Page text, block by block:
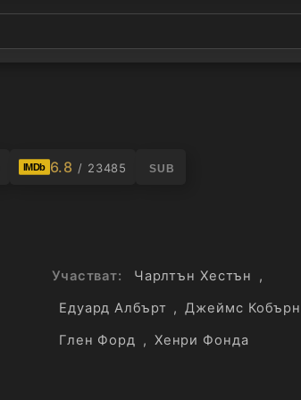
IMDb 6.8 / 23485 SUB
Участват: Чарлтън Хестън
,
Едуард Албърт , Джеймс Кобърн
Глен Форд , Хенри Фонда